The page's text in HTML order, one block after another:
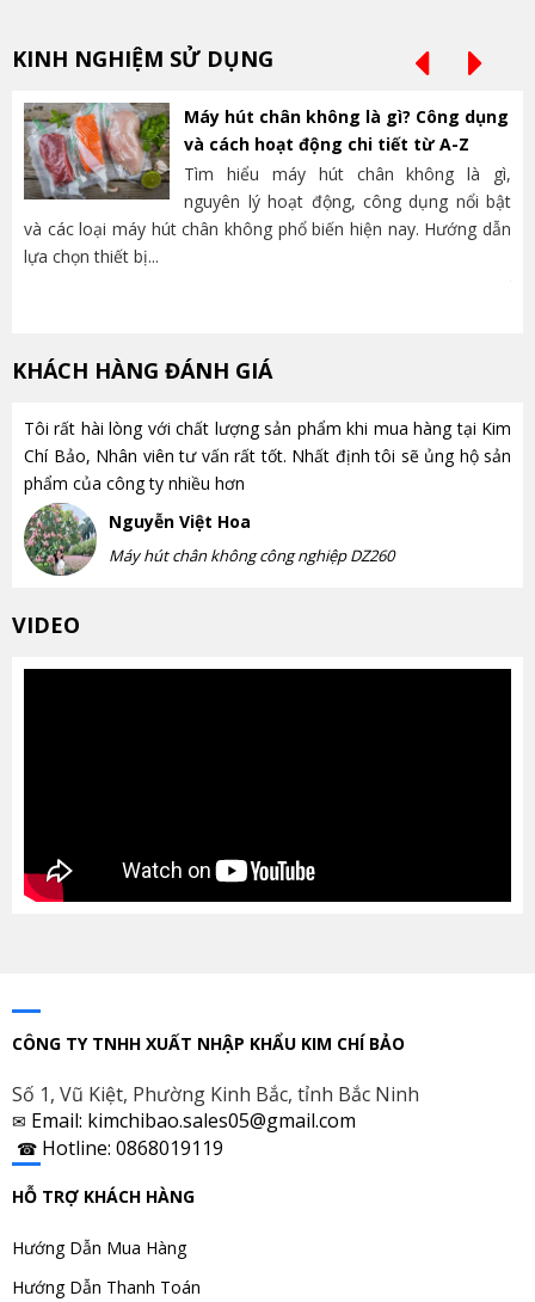
KINH NGHIỆM SỬ DỤNG
Máy hút chân không là gì? Công dụng
và cách hoạt động chi tiết từ A-Z
Tìm hiểu máy hút chân không là gì,
nguyên lý hoạt động, công dụng nổi bật
và các loại máy hút chân không phổ biến hiện nay. Hướng dẫn
lựa chọn thiết bị...
KHÁCH HÀNG ĐÁNH GIÁ
Tôi rất hài lòng với chất lượng sản phẩm khi mua hàng tại Kim
Chí Bảo, Nhân viên tư vấn rất tốt. Nhất định tôi sẽ ủng hộ sản
phẩm của công ty nhiều hơn
Nguyễn Việt Hoa
Máy hút chân không công nghiệp DZ260
VIDEO
CÔNG TY TNHH XUẤT NHẬP KHẨU KIM CHÍ BẢO
Số 1, Vũ Kiệt, Phường Kinh Bắc, tỉnh Bắc Ninh
✉ Email: kimchibao.sales05@gmail.com
☎ Hotline: 0868019119
HỖ TRỢ KHÁCH HÀNG
Hướng Dẫn Mua Hàng
Hướng Dẫn Thanh Toán